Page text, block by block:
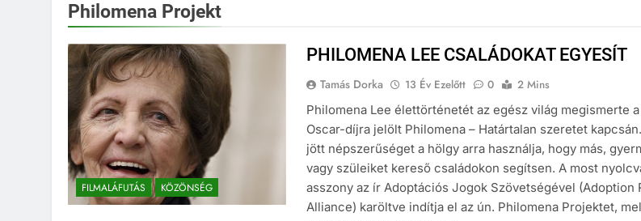
Philomena Projekt
FILMALÁFUTÁS KÖZÖNSÉG
PHILOMENA LEE CSALÁDOKAT EGYESÍT
Tamás Dorka 13 Év Ezelőtt 0
2 Mins
Philomena Lee élettörténetét az egész világ megismerte
Oscar-díjra jelölt Philomena – Határtalan szeretet
jött népszerűséget a hölgy arra használja, hogy más,
vagy szüleiket kereső családokon segítsen. A most
asszony az ír Adoptációs Jogok Szövetségével (Adoption
Alliance) karöltve indítja el az ún. Philomena Projektet,